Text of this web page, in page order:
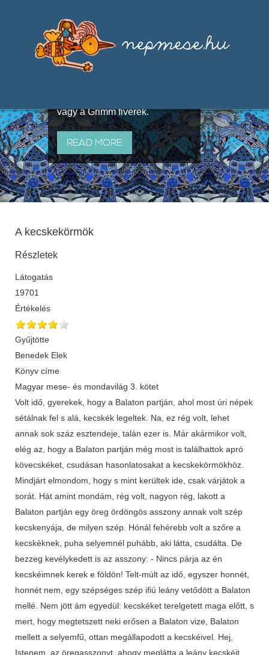
útján terjedő elbeszélésekből,
melyeket olyan ismert gyűjtők
állítottak össze, mint Benedek
vagy a Grimm fivérek.
READ MORE
A kecskekörmök
Részletek
Látogatás
19701
Értékelés
Gyűjtötte
Benedek Elek
Könyv címe
Magyar mese- és mondavilág 3. kötet
Volt idő, gyerekek, hogy a Balaton partján, ahol most úri népek
sétálnak fel s alá, kecskék legeltek. Na, ez rég volt, lehet
annak sok száz esztendeje, talán ezer is. Már akármikor volt,
elég az, hogy a Balaton partján még most is találhattok apró
kövecskéket, csudásan hasonlatosakat a kecskekörmökhöz.
Mindjárt elmondom, hogy s mint kerültek ide, csak várjátok a
sorát. Hát amint mondám, rég volt, nagyon rég, lakott a
Balaton partján egy öreg ördöngös asszony annak volt szép
kecskenyája, de milyen szép. Hónál fehérebb volt a szőre a
kecskéknek, puha selyemnél puhább, aki látta, csudálta. De
bezzeg kevélykedett is az asszony: - Nincs párja az én
kecskéimnek kerek e földön! Telt-múlt az idő, egyszer honnét,
honnét nem, egy szépséges szép ifiú leány vetődött a Balaton
mellé. Nem jött ám egyedül: kecskéket terelgetett maga előtt, s
mert, hogy megtetszett neki erősen a Balaton vize, Balaton
mellett a selyemfű, ottan megállapodott a kecskéivel. Hej,
Istenem, az öregasszonyt, ahogy meglátta a leány kecskéit,